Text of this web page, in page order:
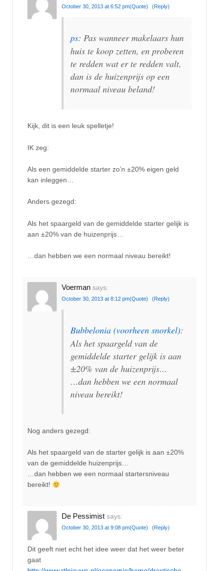
October 30, 2013 at 6:52 pm(Quote) (Reply)
ps: Pas wanneer makelaars hun
huis te koop zetten, en proberen
te redden wat er te redden valt,
dan is de huizenprijs op een
normaal niveau beland!
Kijk, dit is een leuk spelletje!
IK zeg:
Als een gemiddelde starter zo’n ±20% eigen geld
kan inleggen…
Anders gezegd:
Als het spaargeld van de gemiddelde starter gelijk is
aan ±20% van de huizenprijs…
…dan hebben we een normaal niveau bereikt!
Voerman says:
October 30, 2013 at 8:12 pm(Quote) (Reply)
Bubbelonia (voorheen snorkel):
Als het spaargeld van de
gemiddelde starter gelijk is aan
±20% van de huizenprijs…
…dan hebben we een normaal
niveau bereikt!
Nog anders gezegd:
Als het spaargeld van de starter gelijk is aan ±20%
van de gemiddelde huizenprijs…
…dan hebben we een normaal startersniveau
bereikt!
De Pessimist says:
October 30, 2013 at 9:08 pm(Quote) (Reply)
Dit geeft niet echt het idee weer dat het weer beter
gaat